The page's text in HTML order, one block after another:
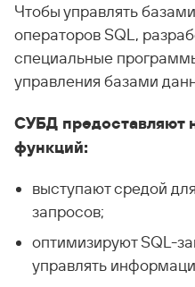
Чтобы управлять
операторов SQL,
специальные
управления базами
СУБД предоставляют
функций:
выступают средой
запросов;
оптимизируют SQL-
управлять